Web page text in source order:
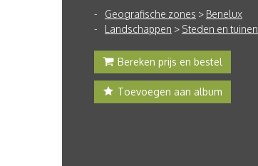
Geografische zones > Benelux
Landschappen > Steden en tuinen
Bereken prijs en bestel
Toevoegen aan album